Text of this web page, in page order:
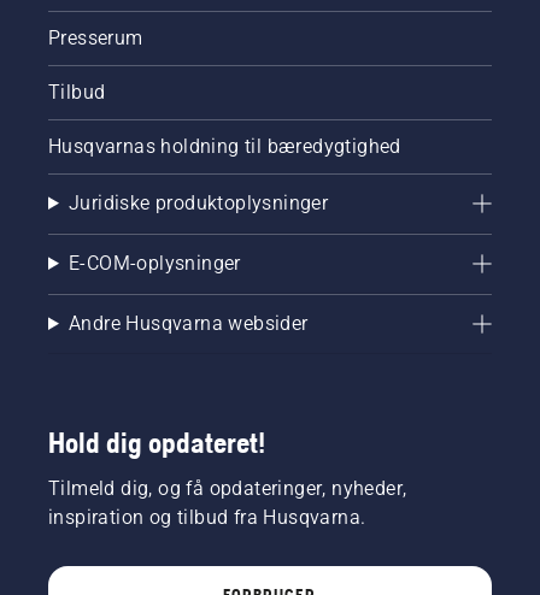
Presserum
Tilbud
Husqvarnas holdning til bæredygtighed
Juridiske produktoplysninger
E-COM-oplysninger
Andre Husqvarna websider
Hold dig opdateret!
Tilmeld dig, og få opdateringer, nyheder,
inspiration og tilbud fra Husqvarna.